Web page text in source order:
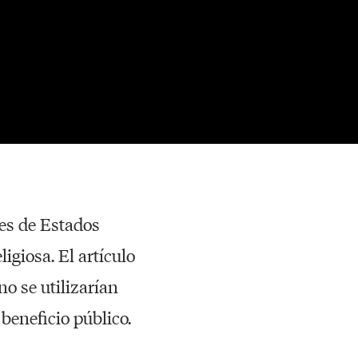
de Estados
El artículo
se utilizarían
público.